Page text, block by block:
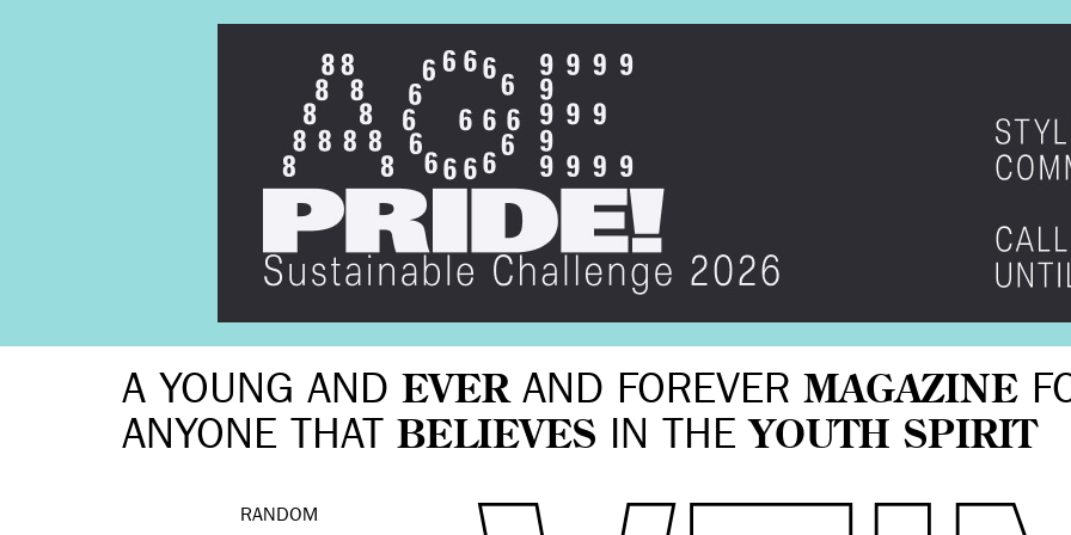
A YOUNG AND EVERAND FOREVER MAGAZINE
ANYONE THAT BELIEVES IN THE YOUTH SPIRIT
RANDOM